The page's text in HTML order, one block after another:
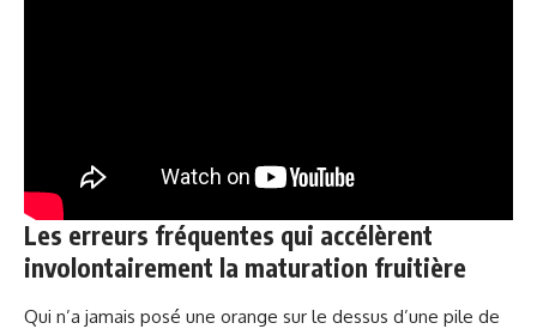
Les erreurs fréquentes qui accélèrent
involontairement la maturation fruitière
Qui n’a jamais posé une orange sur le dessus d’une pile de